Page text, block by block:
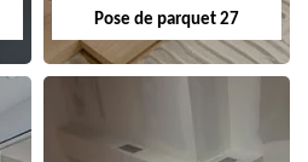
Pose de parquet 27